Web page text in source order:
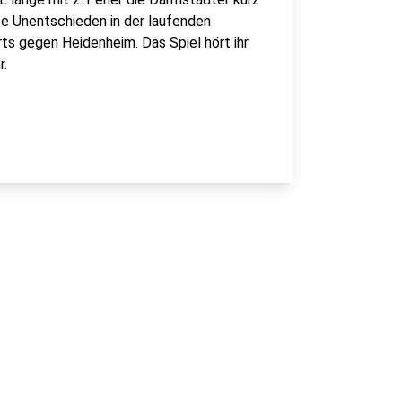
Unentschieden in der laufenden
gegen Heidenheim. Das Spiel hört ihr